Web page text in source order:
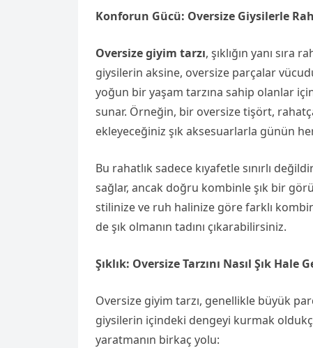
Konforun Gücü: Oversize Giysilerle
Oversize giyim tarzı, şıklığın yanı sıra
giysilerin aksine, oversize parçalar
yoğun bir yaşam tarzına sahip olanlar
sunar. Örneğin, bir oversize tişört,
ekleyeceğiniz şık aksesuarlarla günün
Bu rahatlık sadece kıyafetle sınırlı
sağlar, ancak doğru kombinle şık bir
stilinize ve ruh halinize göre farklı
de şık olmanın tadını çıkarabilirsiniz.
Şıklık: Oversize Tarzını Nasıl Şık Hale
Oversize giyim tarzı, genellikle büyük
giysilerin içindeki dengeyi kurmak
yaratmanın birkaç yolu: